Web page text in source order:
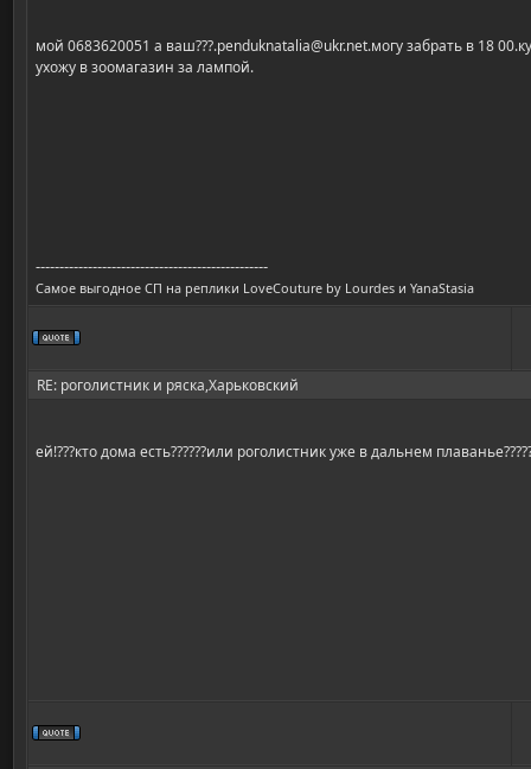
мой 0683620051 а ваш???.penduknatalia@ukr.net.могу забрать в 18
ухожу в зоомагазин за лампой.
-------------------------------------------------
Самое выгодное СП на реплики LoveCouture by Lourdes и YanaStasia
RE: роголистник и ряска,Харьковский
ей!???кто дома есть??????или роголистник уже в дальнем